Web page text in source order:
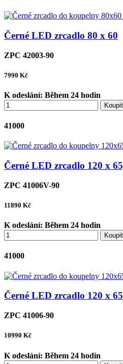
Černé LED zrcadlo 80 x 60
ZPC 42003-90
7990 Kč
K odeslání: Během 24 hodin
Koupit
41000
Černé LED zrcadlo 120 x
ZPC 41006V-90
11890 Kč
K odeslání: Během 24 hodin
Koupit
41000
Černé LED zrcadlo 120 x 65
ZPC 41006-90
10990 Kč
K odeslání: Během 24 hodin